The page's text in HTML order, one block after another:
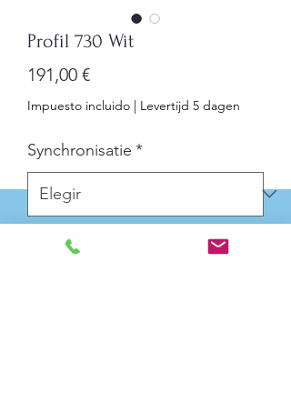
Profil 730 Wit
191,00 €Precio
Impuesto incluido | Levertijd 5 dagen
Synchronisatie *
Cantidad